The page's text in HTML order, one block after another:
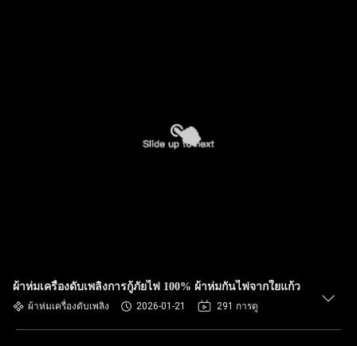
ผ้าห่มเครื่องดับเพลิงการกู้ภัยไฟ 100% ผ้าห่มกันไฟจากใยแก้ว
ผ้าห่มเครื่องดับเพลิง 2026-01-21 291 การดู